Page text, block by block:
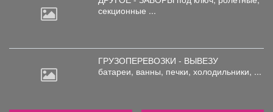
секционные ...
ГРУЗОПЕРЕВОЗКИ - ВЫВЕЗУ
батареи, ванны, печки, холодильники, ...